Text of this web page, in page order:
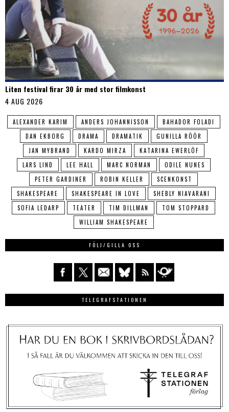
Liten festival firar 30 år med stor filmkonst
4 AUG 2026
ALEXANDER KARIM ANDERS JOHANNISSON
BAHADOR FOLADI
DAN EKBORG
DRAMA DRAMATIK
GUNILLA RÖÖR
JAN MYBRAND
KARDO MIRZA
KATARINA EWERLÖF
LARS LIND
LEE HALL MARC NORMAN
ODILE NUNES
PETER GARDINER
ROBIN KELLER
SCENKONST
SHAKESPEARE
SHAKESPEARE IN LOVE
SHEBLY NIAVARANI
SOFIA LEDARP
TEATER TIM DILLMAN
TOM STOPPARD
WILLIAM SHAKESPEARE
FÖLJ/GILLA OSS
TELEGRAFSTATIONEN